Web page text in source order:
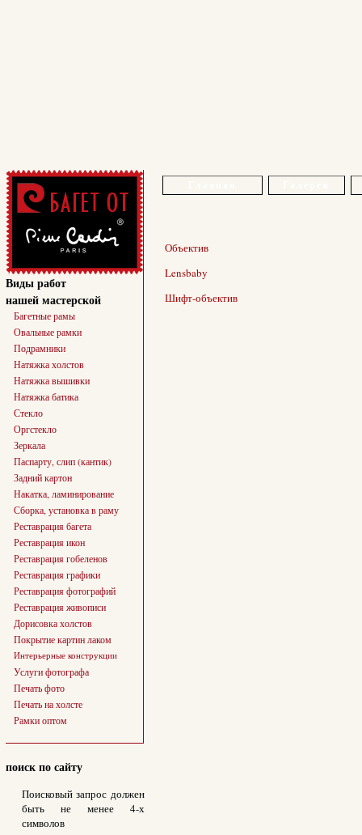
Виды работ
нашей мастерской
Багетные рамы
Овальные рамки
Подрамники
Натяжка холстов
Натяжка вышивки
Натяжка батика
Стекло
Оргстекло
Зеркала
Паспарту, слип (кантик)
Задний картон
Накатка, ламинирование
Сборка, установка в раму
Реставрация багета
Реставрация икон
Реставрация гобеленов
Реставрация графики
Реставрация фотографий
Реставрация живописи
Дорисовка холстов
Покрытие картин лаком
Интерьерные конструкции
Услуги фотографа
Печать фото
Печать на холсте
Рамки оптом
поиск по сайту
Поисковый запрос должен
быть не менее 4-х
символов
Объектив
Lensbaby
Шифт-объектив